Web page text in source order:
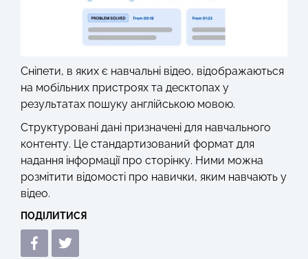
Сніпети, в яких є навчальні відео, відображаються
на мобільних пристроях та десктопах у
результатах пошуку англійською мовою.
Структуровані дані призначені для навчального
контенту. Це стандартизований формат для
надання інформації про сторінку. Ними можна
розмітити відомості про навички, яким навчають у
відео.
ПОДІЛИТИСЯ